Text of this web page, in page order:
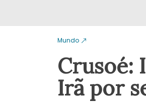
Mundo
Crusoé:
Irã por